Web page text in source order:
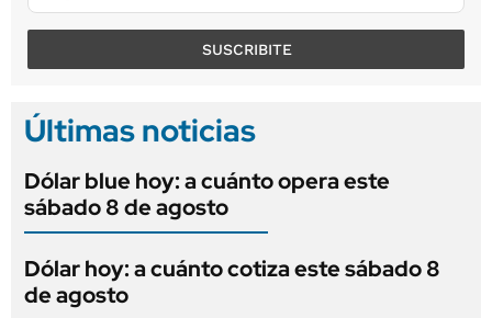
SUSCRIBITE
Últimas noticias
Dólar blue hoy: a cuánto opera este
sábado 8 de agosto
Dólar hoy: a cuánto cotiza este sábado 8
de agosto